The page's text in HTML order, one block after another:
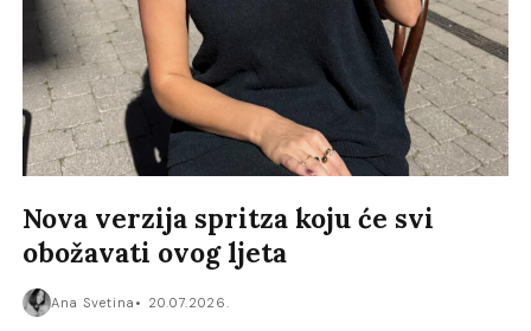
Nova verzija spritza koju će svi
obožavati ovog ljeta
Ana Svetina 20.07.2026.